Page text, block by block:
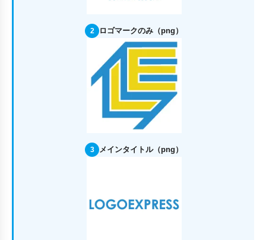
2 ロゴマークのみ（png）
3 メインタイトル（png）